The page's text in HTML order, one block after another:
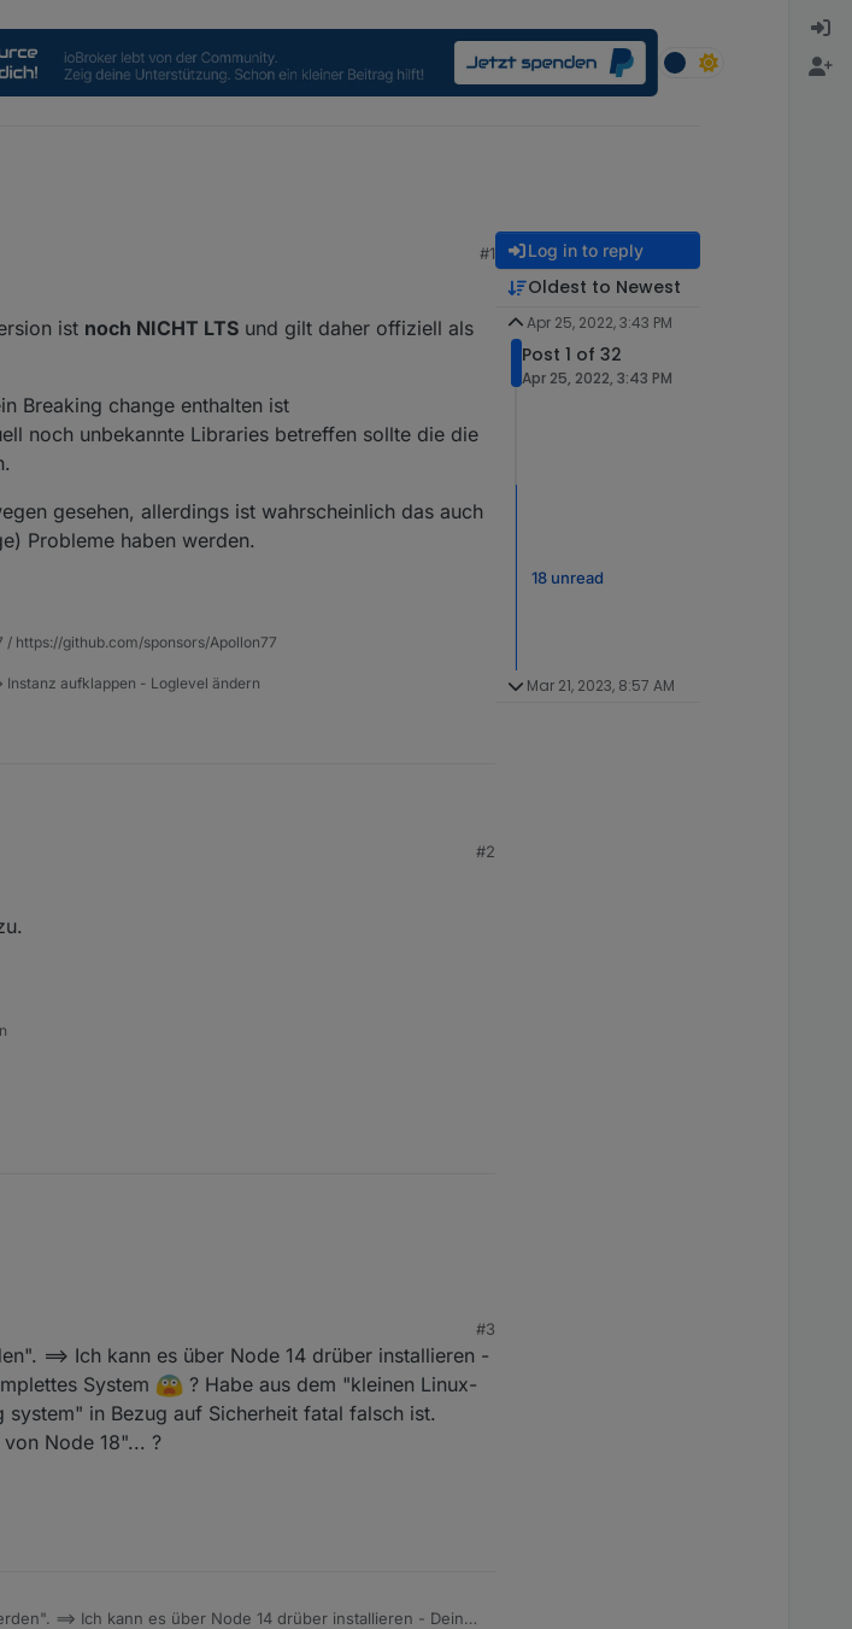
#1
ist noch NICHT LTS und gilt daher offiziell als
Breaking change enthalten ist
noch unbekannte Libraries betreffen sollte die die
gesehen, allerdings ist wahrscheinlich das auch
Probleme haben werden.
https://github.com/sponsors/Apollon77
Instanz aufklappen - Loglevel ändern
version ist
noch unbekannte Libraries betreffen sollte die die
gesehen, allerdings ist wahrscheinlich das auch
Probleme haben werden.
PM
#2
dazu.
#3
==> Ich kann es über Node 14 drüber installieren -
System
? Habe aus dem "kleinen Linux-
in Bezug auf Sicherheit fatal falsch ist.
Node 18"... ?
==> Ich kann es über Node 14 drüber installieren - Deiner
Log in to reply
Oldest to Newest
Apr 25, 2022, 3:43 PM
Post 1 of 32
Apr 25, 2022, 3:43 PM
18 unread
Mar 21, 2023, 8:57 AM